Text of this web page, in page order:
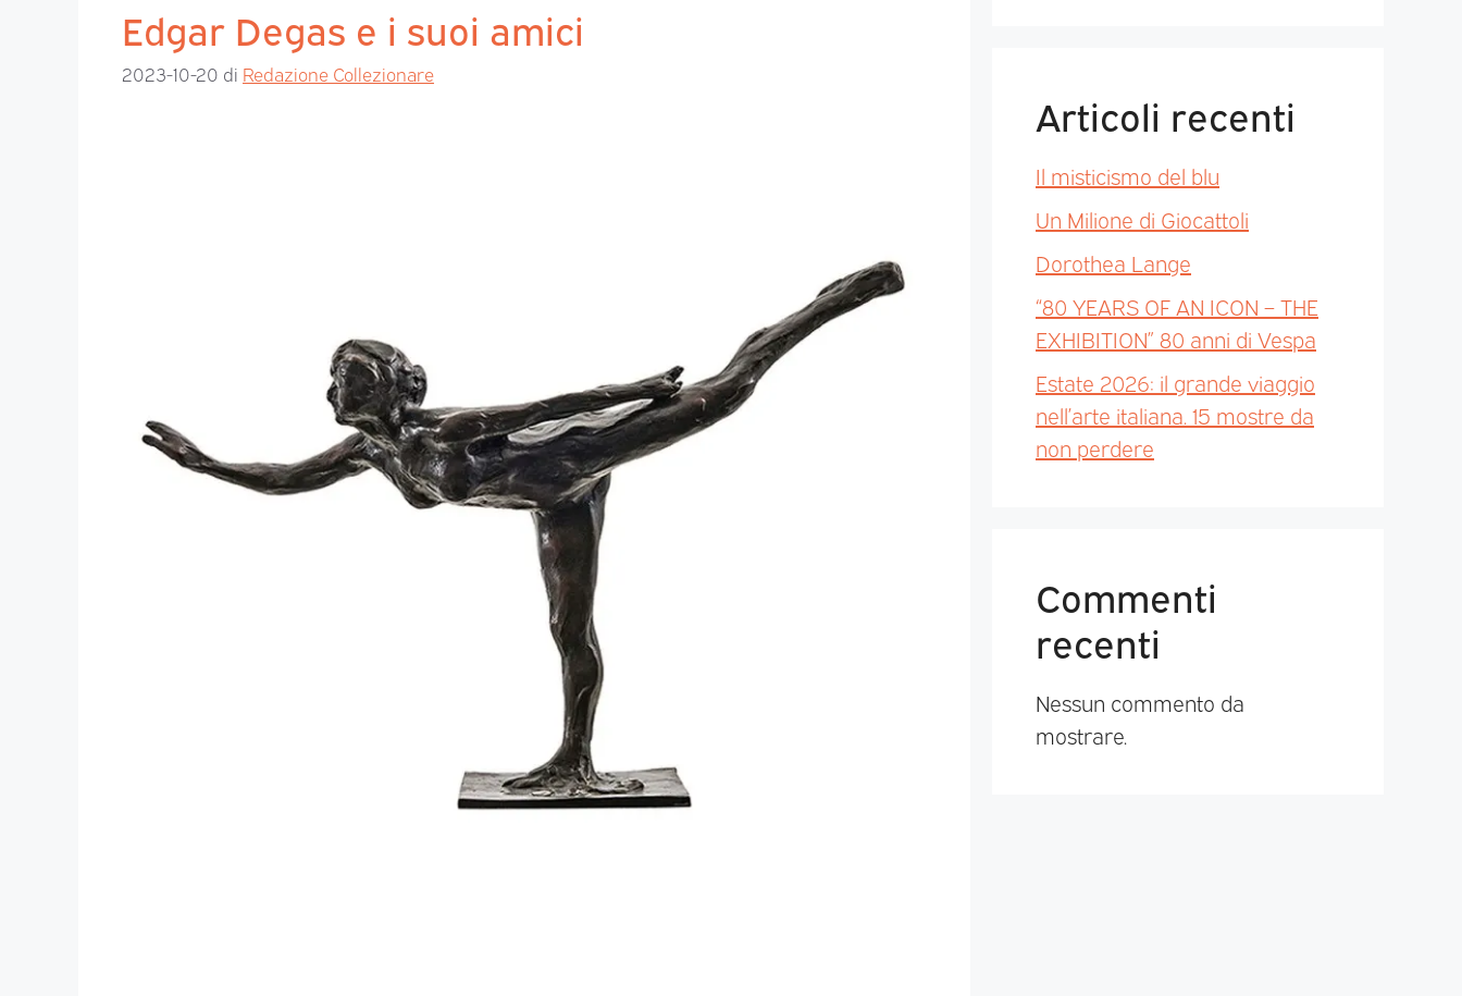
Edgar Degas e i suoi amici
2023-10-20 di Redazione Collezionare
Articoli recenti
Il misticismo del blu
Un Milione di Giocattoli
Dorothea Lange
“80 YEARS OF AN ICON – THE
EXHIBITION” 80 anni di Vespa
Estate 2026: il grande viaggio
nell’arte italiana. 15 mostre da
non perdere
Commenti
recenti
Nessun commento da
mostrare.